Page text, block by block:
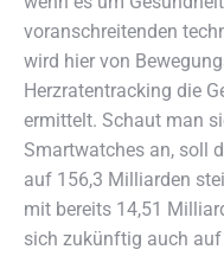
voranschreitenden
wird hier von
Herzratentracking die
ermittelt. Schaut man
Smartwatches an, soll
auf 156,3 Milliarden
mit bereits 14,51
sich zukünftig auch